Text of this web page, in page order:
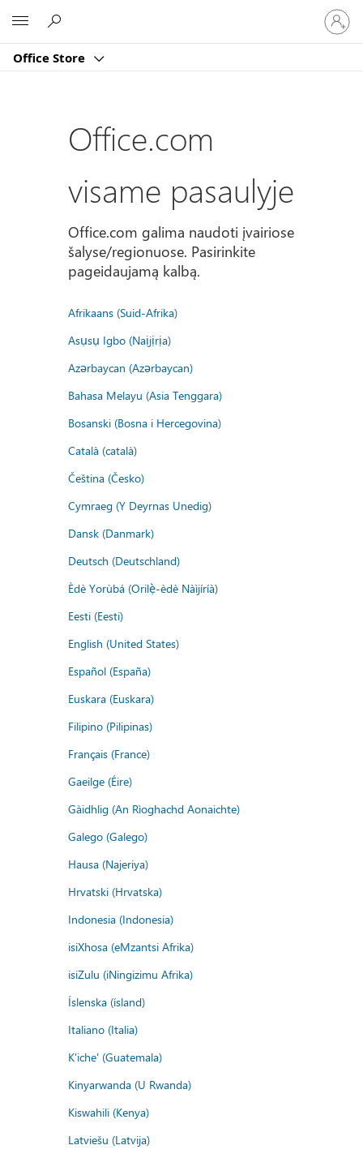
Office Store
prie
Office.com
visame pasaulyje
Office.com galima naudoti įvairiose
šalyse/regionuose. Pasirinkite
pageidaujamą kalbą.
Afrikaans (Suid-Afrika)
Asụsụ Igbo (Naịjịrịa)
Azərbaycan (Azərbaycan)
Bahasa Melayu (Asia Tenggara)
Bosanski (Bosna i Hercegovina)
Català (català)
Čeština (Česko)
Cymraeg (Y Deyrnas Unedig)
Dansk (Danmark)
Deutsch (Deutschland)
Èdè Yorùbá (Orilẹ̀-èdè Nàìjíríà)
Eesti (Eesti)
English (United States)
Español (España)
Euskara (Euskara)
Filipino (Pilipinas)
Français (France)
Gaeilge (Éire)
Gàidhlig (An Rìoghachd Aonaichte)
Galego (Galego)
Hausa (Najeriya)
Hrvatski (Hrvatska)
Indonesia (Indonesia)
isiXhosa (eMzantsi Afrika)
isiZulu (iNingizimu Afrika)
Íslenska (ísland)
Italiano (Italia)
K'iche' (Guatemala)
Kinyarwanda (U Rwanda)
Kiswahili (Kenya)
Latviešu (Latvija)